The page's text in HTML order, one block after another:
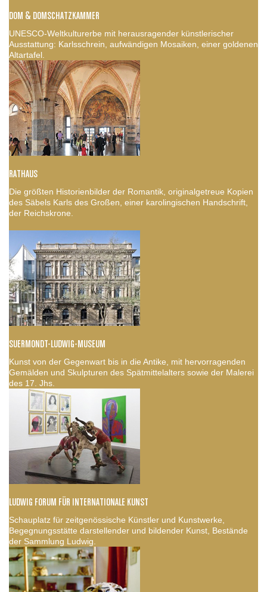
DOM & DOMSCHATZKAMMER
UNESCO-Weltkulturerbe mit herausragender künstlerischer
Ausstattung: Karlsschrein, aufwändigen Mosaiken, einer goldenen
Altartafel.
RATHAUS
Die größten Historienbilder der Romantik, originalgetreue Kopien
des Säbels Karls des Großen, einer karolingischen Handschrift,
der Reichskrone.
SUERMONDT-LUDWIG-MUSEUM
Kunst von der Gegenwart bis in die Antike, mit hervorragenden
Gemälden und Skulpturen des Spätmittelalters sowie der Malerei
des 17. Jhs.
LUDWIG FORUM FÜR INTERNATIONALE KUNST
Schauplatz für zeitgenössische Künstler und Kunstwerke,
Begegnungsstätte darstellender und bildender Kunst, Bestände
der Sammlung Ludwig.